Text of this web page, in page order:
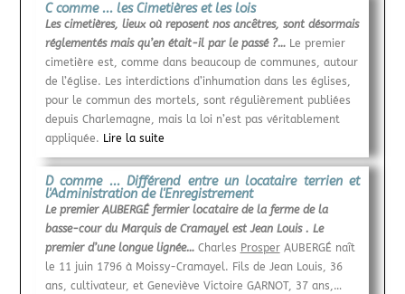
C comme ... les Cimetières et les lois
Les cimetières, lieux où reposent nos ancêtres, sont désormais
réglementés mais qu’en était-il par le passé ?… Le premier
cimetière est, comme dans beaucoup de communes, autour
de l’église. Les interdictions d’inhumation dans les églises,
pour le commun des mortels, sont régulièrement publiées
depuis Charlemagne, mais la loi n’est pas véritablement
appliquée. Lire la suite
D comme ... Différend entre un locataire terrien et
l'Administration de l'Enregistrement
Le premier AUBERGÉ fermier locataire de la ferme de la
basse-cour du Marquis de Cramayel est Jean Louis . Le
premier d’une longue lignée… Charles ProsperAUBERGÉ naît
le 11 juin 1796 à Moissy-Cramayel. Fils de Jean Louis, 36
ans, cultivateur, et Geneviève Victoire GARNOT, 37 ans,…